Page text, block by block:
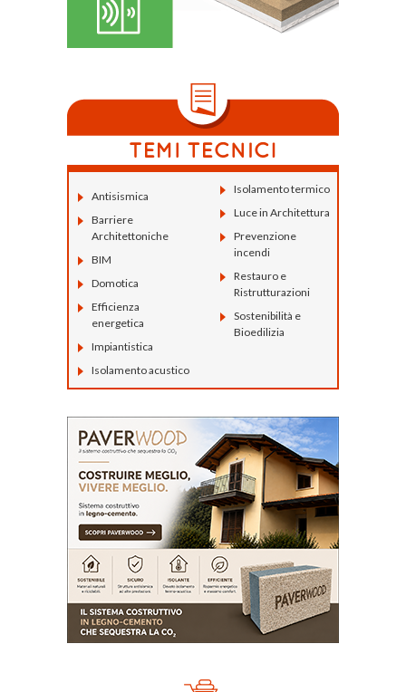
Antisismica
Barriere
Architettoniche
BIM
Domotica
Efficienza
energetica
Impiantistica
Isolamento acustico
Isolamento termico
Luce in Architettura
Prevenzione
incendi
Restauro e
Ristrutturazioni
Sostenibilità e
Bioedilizia